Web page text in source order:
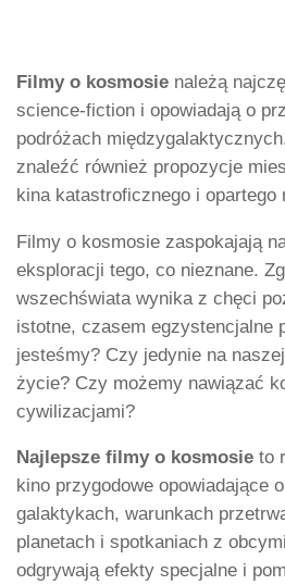
Filmy o kosmosie należą
science-fiction i opowiadają o
podróżach
znaleźć również propozycje
kina katastroficznego i opartego
Filmy o kosmosie zaspokajają
eksploracji tego, co nieznane.
wszechświata wynika z chęci
istotne, czasem egzystencjalne
jesteśmy? Czy jedynie na
życie? Czy możemy nawiązać
cywilizacjami?
Najlepsze filmy o kosmosie to
kino przygodowe opowiadające
galaktykach, warunkach
planetach i spotkaniach z
odgrywają efekty specjalne i